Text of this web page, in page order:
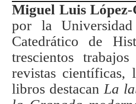
Miguel Luis
por la
Catedrático de
trescientos
revistas
libros destacanLa